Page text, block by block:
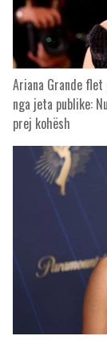
Ariana Grande
nga jeta publike:
prej kohësh